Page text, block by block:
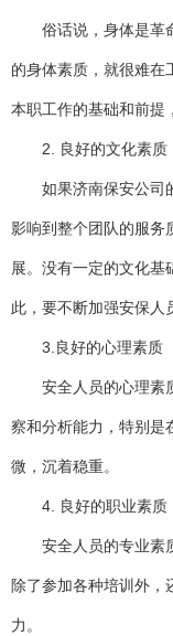
俗话说，身体是革命
的身体素质，就很难在
本职工作的基础和前提
2. 良好的文化素质
如果济南保安公司的
影响到整个团队的服务
展。没有一定的文化基
此，要不断加强安保人
3.良好的心理素质
安全人员的心理素质
察和分析能力，特别是
微，沉着稳重。
4. 良好的职业素质
安全人员的专业素
除了参加各种培训外
力。